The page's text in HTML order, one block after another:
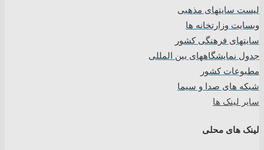
لیست سایتهای مذهبی
وبسایت وزارتخانه ها
سایتهای فرهنگی کشور
جدول نمایشگاههای بین المللی
مطبوعات کشور
شبکه های صدا و سیما
سایر لینک ها
لینک های محلی